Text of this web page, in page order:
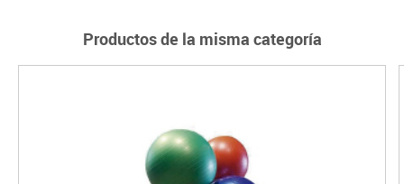
Productos de la misma categoría